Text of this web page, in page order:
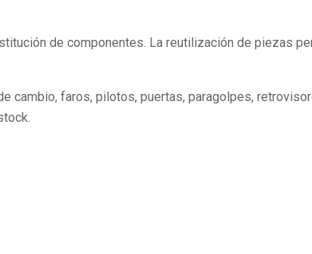
de componentes. La reutilización de piezas
cambio, faros, pilotos, puertas, paragolpes,